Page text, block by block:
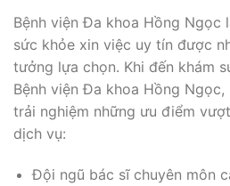
Bệnh viện Đa khoa Hồng Ngọc
sức khỏe xin việc uy tín được
tưởng lựa chọn. Khi đến khám
Bệnh viện Đa khoa Hồng
trải nghiệm những ưu điểm
dịch vụ:
Đội ngũ bác sĩ chuyên môn